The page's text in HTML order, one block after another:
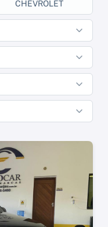
CHEVROLET